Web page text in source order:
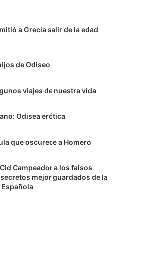
a Grecia salir de la edad
de Odiseo
viajes de nuestra vida
Odisea erótica
que oscurece a Homero
Campeador a los falsos
mejor guardados de la
Española